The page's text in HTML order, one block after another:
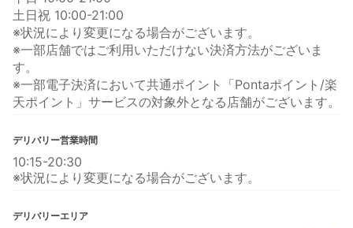
土日祝 10:00-21:00
※状況により変更になる場合がございます。
※一部店舗ではご利用いただけない決済方法がございま
す。
※一部電子決済において共通ポイント「Pontaポイント/楽
天ポイント」サービスの対象外となる店舗がございます。
デリバリー営業時間
10:15-20:30
※状況により変更になる場合がございます。
デリバリーエリア